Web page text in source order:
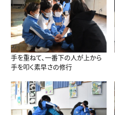
手を重ねて、一番下の人が上から
手を叩く素早さの修行